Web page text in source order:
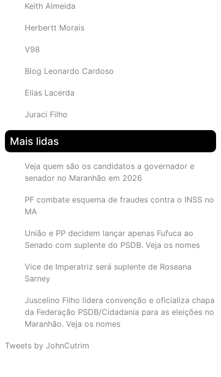
Keith Almeida
Herbertt Morais
V98
Blog Leonardo Cardoso
Elias Lacerda
Juraci Filho
Mais lidas
Veja quem são os candidatos a governador e
senador no Maranhão em 2026
PF combate esquema de fraudes contra o INSS no
MA
União e PP decidem lançar apenas Fufuca ao
Senado com suplente do PSDB. Veja os nomes
Vice de Imperatriz será suplente de Roseana
Sarney
Juscelino Filho lidera convenção e oficializa chapa
da Federação PSDB/Cidadania para as eleições no
Maranhão. Veja os nomes
Tweets by JohnCutrim